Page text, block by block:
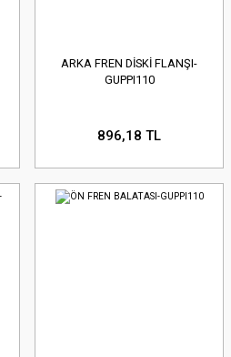
ARKA FREN DİSKİ FLANŞI-
GUPPI110
896,18 TL